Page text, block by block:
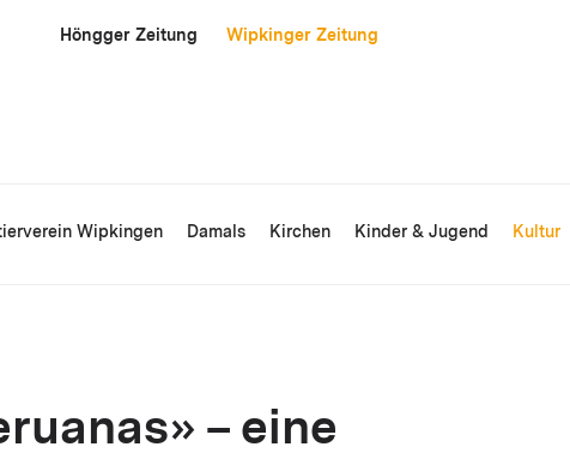
Höngger Zeitung Wipkinger Zeitung
Wipkingen Damals Kirchen Kinder & Jugend Kultur
– eine